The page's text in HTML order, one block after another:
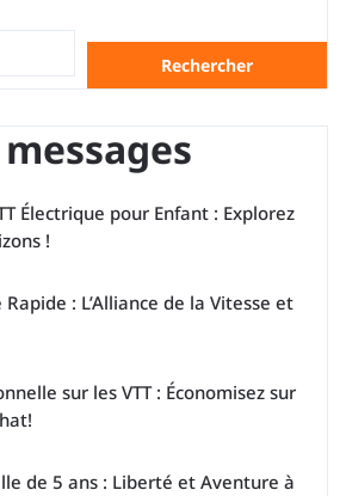
Rechercher
Électrique pour Enfant : Explorez
!
: L’Alliance de la Vitesse et
sur les VTT : Économisez sur
de 5 ans : Liberté et Aventure à